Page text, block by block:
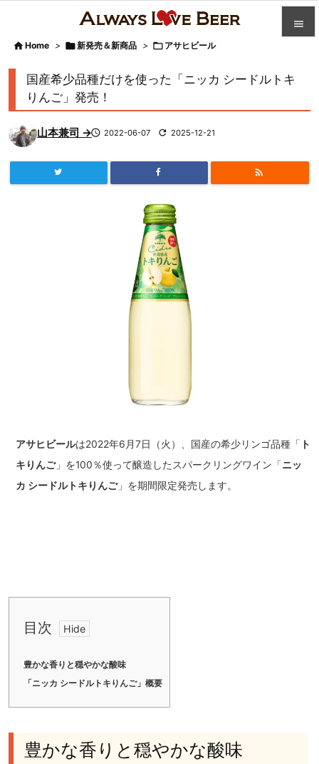



 Home > 新発売＆新商品 >  アサヒビール
国産希少品種だけを使った「ニッカ シードルトキ
りんご」発売！
山本兼司 → 2022-06-07  2025-12-21

アサヒビールは2022年6月7日（火）、国産の希少リンゴ品種「 ト
キりんご」を100％使って醸造したスパークリングワイン「ニッ
カ シードルトキりんご」を期間限定発売します。
目次
豊かな香りと穏やかな酸味
「ニッカ シードルトキりんご」概要
豊かな香りと穏やかな酸味